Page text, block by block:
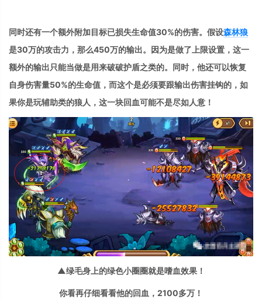
同时还有一个额外附加目标已损失生命值30%的伤害。假设森林狼
是30万的攻击力，那么450万的输出。因为是做了上限设置，这一
额外的输出只能当做是用来破破护盾之类的。同时，他还可以恢复
自身伤害量50%的生命值，而这个是必须要跟输出伤害挂钩的，如
果你是玩辅助类的狼人 ，这一块回血可能不是尽如人意！
▲绿毛身上的绿色小圈圈就是嗜血效果！
你看再仔细看看他的回血，2100多万！